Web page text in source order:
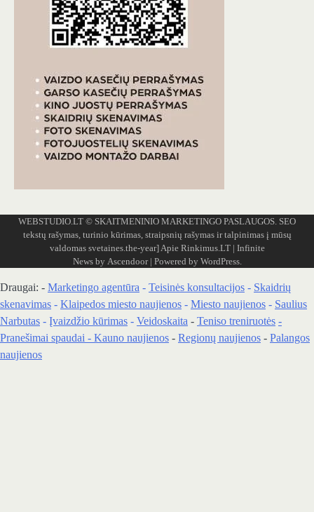
WEBSTUDIO.LT © SKAITMENINIO MARKETINGO PASLAUGOS. SEO
tekstų rašymas, turinio kūrimas, straipsnių rašymas ir talpinimas į mūsų
valdomas svetaines.the-year]Apie Rinkimus.LT| Infinite
News by Ascendoor| Powered by WordPress.
Draugai: - Marketingo agentūra - Teisinės konsultacijos - Skaidrių
skenavimas - Klaipedos miesto naujienos - Miesto naujienos - Saulius
Narbutas - Įvaizdžio kūrimas - Veidoskaita - Teniso treniruotės -
Pranešimai spaudai - Kauno naujienos - Regionų naujienos - Palangos
naujienos